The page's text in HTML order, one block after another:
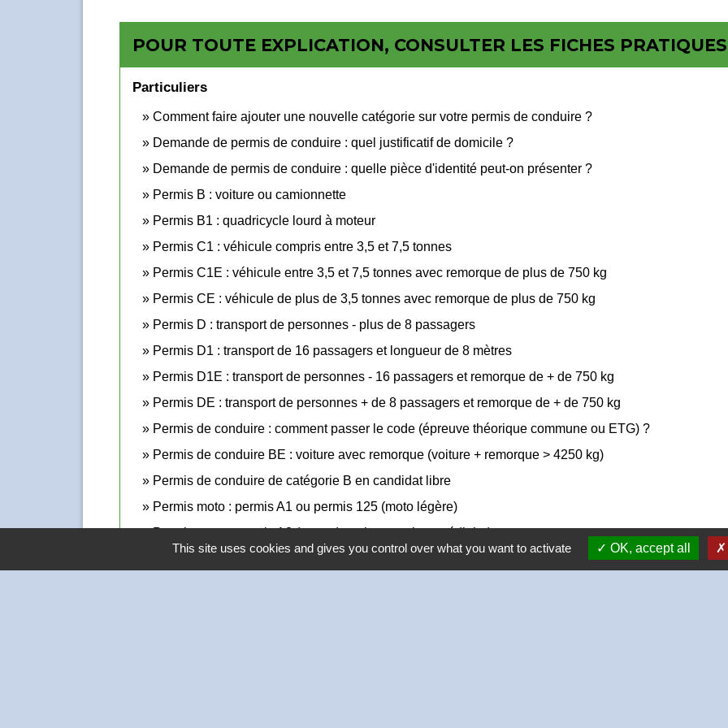
POUR TOUTE EXPLICATION, CONSULTER LES FICHES
Particuliers
Comment faire ajouter une nouvelle catégorie sur votre permis de conduire ?
Demande de permis de conduire : quel justificatif de domicile ?
Demande de permis de conduire : quelle pièce d'identité peut-on présenter ?
Permis B : voiture ou camionnette
Permis B1 : quadricycle lourd à moteur
Permis C1 : véhicule compris entre 3,5 et 7,5 tonnes
Permis C1E : véhicule entre 3,5 et 7,5 tonnes avec remorque de plus de 750 kg
Permis CE : véhicule de plus de 3,5 tonnes avec remorque de plus de 750 kg
Permis D : transport de personnes - plus de 8 passagers
Permis D1 : transport de 16 passagers et longueur de 8 mètres
Permis D1E : transport de personnes - 16 passagers et remorque de + de 750 kg
Permis DE : transport de personnes + de 8 passagers et remorque de + de 750 kg
Permis de conduire : comment passer le code (épreuve théorique commune ou ETG) ?
Permis de conduire BE : voiture avec remorque (voiture + remorque > 4250 kg)
Permis de conduire de catégorie B en candidat libre
Permis moto : permis A1 ou permis 125 (moto légère)
Permis moto : permis A2 (moto de puissance intermédiaire)
Permis poids lourd de catégorie C : plus de 3,5 tonnes
This site uses cookies and gives you control over what you want to activate OK, accept all